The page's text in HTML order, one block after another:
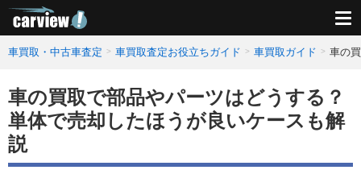
車買取・中古車査定 車買取査定お役立ちガイド 車買取ガイド 車の
車の買取で部品やパーツはどうする？
単体で売却したほうが良いケースも解
説